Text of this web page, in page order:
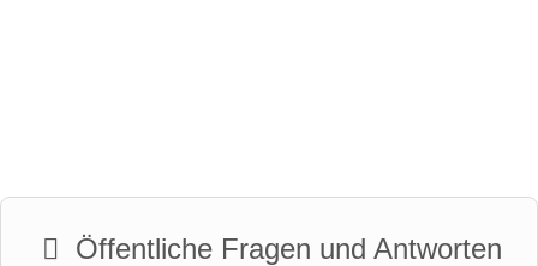
Öffentliche Fragen und Antworten